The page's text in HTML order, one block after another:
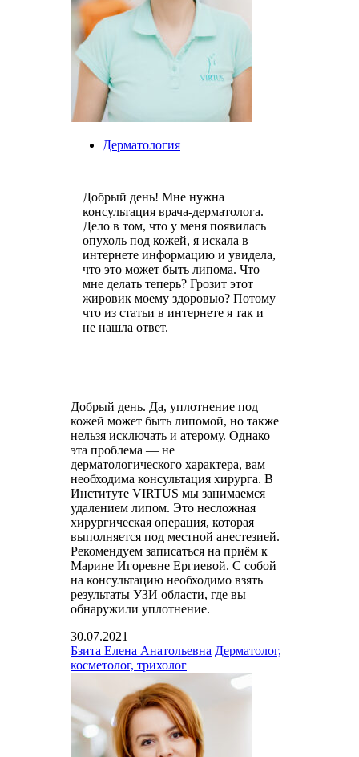
Дерматология
Добрый день! Мне нужна
консультация врача-дерматолога.
Дело в том, что у меня появилась
опухоль под кожей, я искала в
интернете информацию и увидела,
что это может быть липома. Что
мне делать теперь? Грозит этот
жировик моему здоровью? Потому
что из статьи в интернете я так и
не нашла ответ.
Добрый день. Да, уплотнение под
кожей может быть липомой, но также
нельзя исключать и атерому. Однако
эта проблема — не
дерматологического характера, вам
необходима консультация хирурга. В
Институте VIRTUS мы занимаемся
удалением липом. Это несложная
хирургическая операция, которая
выполняется под местной анестезией.
Рекомендуем записаться на приём к
Марине Игоревне Ергиевой. С собой
на консультацию необходимо взять
результаты УЗИ области, где вы
обнаружили уплотнение.
30.07.2021
Бзита Елена Анатольевна Дерматолог,
косметолог, трихолог